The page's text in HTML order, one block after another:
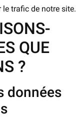
trafic de notre site.
QUE
?
données